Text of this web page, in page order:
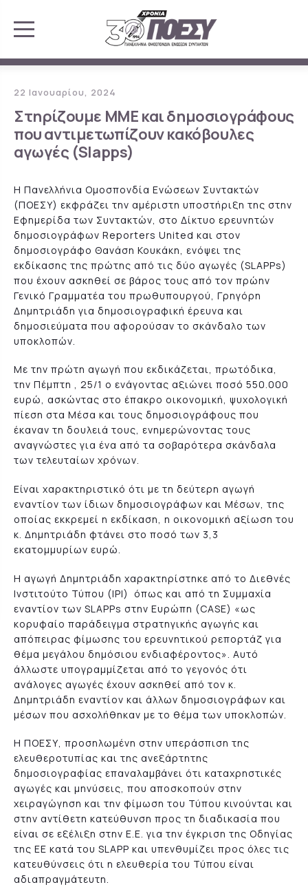
22 Ιανουαρίου, 2024
Στηρίζουμε ΜΜΕ και δημοσιογράφους
που αντιμετωπίζουν κακόβουλες
αγωγές (Slapps)
Η Πανελλήνια Ομοσπονδία Ενώσεων Συντακτών
(ΠΟΕΣΥ) εκφράζει την αμέριστη υποστήριξη της στην
Εφημερίδα των Συντακτών, στο Δίκτυο ερευνητών
δημοσιογράφων Reporters United και στον
δημοσιογράφο Θανάση Κουκάκη, ενόψει της
εκδίκασης της πρώτης από τις δύο αγωγές (SLAPPs)
που έχουν ασκηθεί σε βάρος τους από τον πρώην
Γενικό Γραμματέα του πρωθυπουργού, Γρηγόρη
Δημητριάδη για δημοσιογραφική έρευνα και
δημοσιεύματα που αφορούσαν το σκάνδαλο των
υποκλοπών.
Με την πρώτη αγωγή που εκδικάζεται, πρωτόδικα,
την Πέμπτη , 25/1 ο ενάγοντας αξιώνει ποσό 550.000
ευρώ, ασκώντας στο έπακρο οικονομική, ψυχολογική
πίεση στα Μέσα και τους δημοσιογράφους που
έκαναν τη δουλειά τους, ενημερώνοντας τους
αναγνώστες για ένα από τα σοβαρότερα σκάνδαλα
των τελευταίων χρόνων.
Είναι χαρακτηριστικό ότι με τη δεύτερη αγωγή
εναντίον των ίδιων δημοσιογράφων και Μέσων, της
οποίας εκκρεμεί η εκδίκαση, η οικονομική αξίωση του
κ. Δημητριάδη φτάνει στο ποσό των 3,3
εκατομμυρίων ευρώ.
Η αγωγή Δημητριάδη χαρακτηρίστηκε από το Διεθνές
Ινστιτούτο Τύπου (IPI) όπως και από τη Συμμαχία
εναντίον των SLAPPs στην Ευρώπη (CASE) «ως
κορυφαίο παράδειγμα στρατηγικής αγωγής και
απόπειρας φίμωσης του ερευνητικού ρεπορτάζ για
θέμα μεγάλου δημόσιου ενδιαφέροντος». Αυτό
άλλωστε υπογραμμίζεται από το γεγονός ότι
ανάλογες αγωγές έχουν ασκηθεί από τον κ.
Δημητριάδη εναντίον και άλλων δημοσιογράφων και
μέσων που ασχολήθηκαν με το θέμα των υποκλοπών.
Η ΠΟΕΣΥ, προσηλωμένη στην υπεράσπιση της
ελευθεροτυπίας και της ανεξάρτητης
δημοσιογραφίας επαναλαμβάνει ότι καταχρηστικές
αγωγές και μηνύσεις, που αποσκοπούν στην
χειραγώγηση και την φίμωση του Τύπου κινούνται και
στην αντίθετη κατεύθυνση προς τη διαδικασία που
είναι σε εξέλιξη στην Ε.Ε. για την έγκριση της Οδηγίας
της ΕΕ κατά του SLAPP και υπενθυμίζει προς όλες τις
κατευθύνσεις ότι η ελευθερία του Τύπου είναι
αδιαπραγμάτευτη.